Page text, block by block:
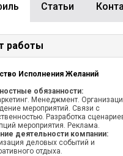
Cтатьи
работы
Исполнения Желаний
обязанности:
Менеджмент.
мероприятий. Связи с
Разработка
мероприятия. Реклама.
деятельности компании:
деловых событий и
отдыха.